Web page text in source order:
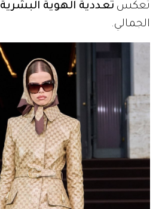
تعكس تعددية الهوية البشرية
الجمالي.